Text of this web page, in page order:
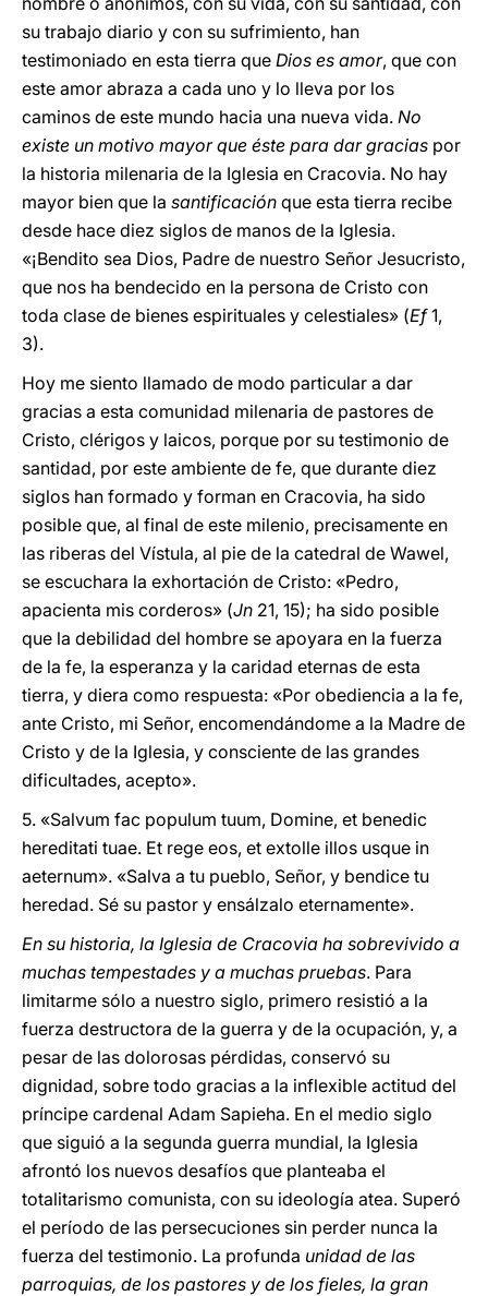
su trabajo diario y con su sufrimiento, han
testimoniado en esta tierra que Dios es amor, que con
este amor abraza a cada uno y lo lleva por los
caminos de este mundo hacia una nueva vida. No
existe un motivo mayor que éste para dar gracias por
la historia milenaria de la Iglesia en Cracovia. No hay
mayor bien que la santificación que esta tierra recibe
desde hace diez siglos de manos de la Iglesia.
«¡Bendito sea Dios, Padre de nuestro Señor Jesucristo,
que nos ha bendecido en la persona de Cristo con
toda clase de bienes espirituales y celestiales» (Ef1,
3).
Hoy me siento llamado de modo particular a dar
gracias a esta comunidad milenaria de pastores de
Cristo, clérigos y laicos, porque por su testimonio de
santidad, por este ambiente de fe, que durante diez
siglos han formado y forman en Cracovia, ha sido
posible que, al final de este milenio, precisamente en
las riberas del Vístula, al pie de la catedral de Wawel,
se escuchara la exhortación de Cristo: «Pedro,
apacienta mis corderos» (Jn 21, 15); ha sido posible
que la debilidad del hombre se apoyara en la fuerza
de la fe, la esperanza y la caridad eternas de esta
tierra, y diera como respuesta: «Por obediencia a la fe,
ante Cristo, mi Señor, encomendándome a la Madre de
Cristo y de la Iglesia, y consciente de las grandes
dificultades, acepto».
5. «Salvum fac populum tuum, Domine, et benedic
hereditati tuae. Et rege eos, et extolle illos usque in
aeternum». «Salva a tu pueblo, Señor, y bendice tu
heredad. Sé su pastor y ensálzalo eternamente».
En su historia, la Iglesia de Cracovia ha sobrevivido a
muchas tempestades y a muchas pruebas. Para
limitarme sólo a nuestro siglo, primero resistió a la
fuerza destructora de la guerra y de la ocupación, y, a
pesar de las dolorosas pérdidas, conservó su
dignidad, sobre todo gracias a la inflexible actitud del
príncipe cardenal Adam Sapieha. En el medio siglo
que siguió a la segunda guerra mundial, la Iglesia
afrontó los nuevos desafíos que planteaba el
totalitarismo comunista, con su ideología atea. Superó
el período de las persecuciones sin perder nunca la
fuerza del testimonio. La profunda unidad de las
parroquias, de los pastores y de los fieles, la gran